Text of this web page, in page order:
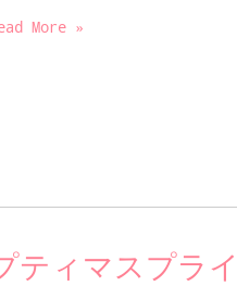
More »
ィマスプラ